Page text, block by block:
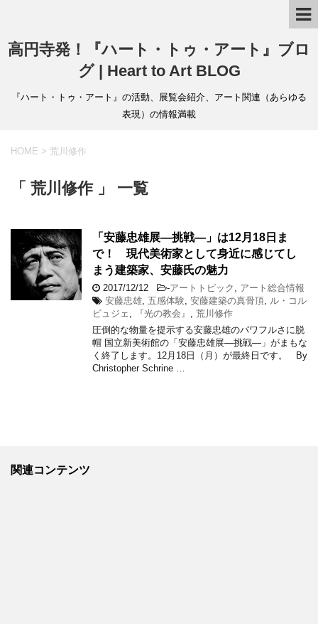
高円寺発！『ハート・トゥ・アート』ブロ
グ | Heart to Art BLOG
『ハート・トゥ・アート』の活動、展覧会紹介、アート関連（あらゆる
表現）の情報満載
HOME > 荒川修作
「 荒川修作 」 一覧
「安藤忠雄展―挑戦―」は12月18日ま
で！ 現代美術家として身近に感じてし
まう建築家、安藤氏の魅力
2017/12/12 -アートトピック
アート総合情報
安藤忠雄 五感体験 安藤建築の真骨頂
ル・コル
ビュジェ
『光の教会』
荒川修作
圧倒的な物量を提示する安藤忠雄のパワフルさに脱
帽 国立新美術館の「安藤忠雄展―挑戦―」がまもな
く終了します。12月18日（月）が最終日です。 By
Christopher Schrine …
関連コンテンツ